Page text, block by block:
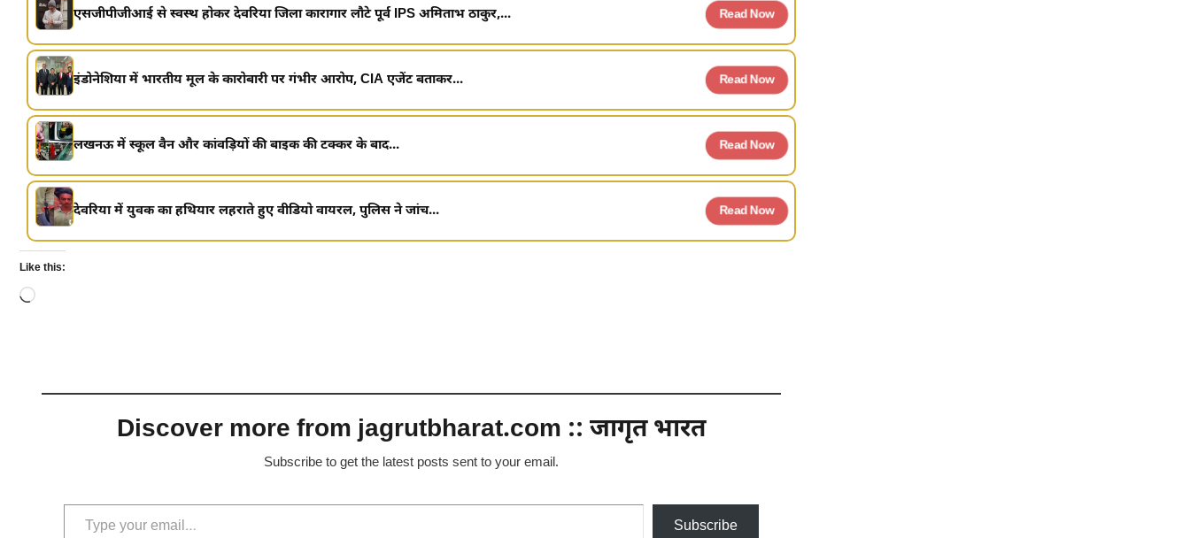
एसजीपीजीआई से स्वस्थ होकर देवरिया जिला कारागार लौटे पूर्व IPS अमिताभ ठाकुर,... Read Now
इंडोनेशिया में भारतीय मूल के कारोबारी पर गंभीर आरोप, CIA एजेंट बताकर... Read Now
लखनऊ में स्कूल वैन और कांवड़ियों की बाइक की टक्कर के बाद... Read Now
देवरिया में युवक का हथियार लहराते हुए वीडियो वायरल, पुलिस ने जांच... Read Now
Like this:
Loading…
Discover more from jagrutbharat.com :: जागृत भारत
Subscribe to get the latest posts sent to your email.
Type your email…
Subscribe